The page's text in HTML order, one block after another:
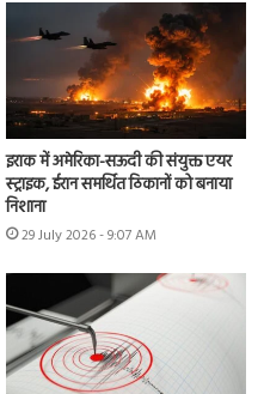
इराक में अमेरिका-सऊदी की संयुक्त एयर
स्ट्राइक, ईरान समर्थित ठिकानों को बनाया
निशाना
29 July 2026 - 9:07 AM